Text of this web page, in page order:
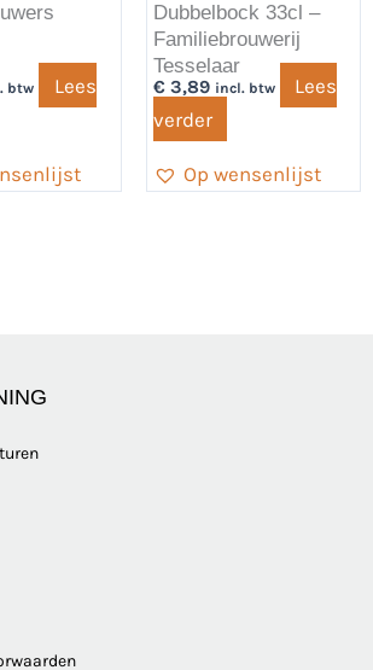
btw
Lees
Dubbelbock 33cl –
Familiebrouwerij
Tesselaar
€3,89 incl. btw
Lees
verder
Op wensenlijst